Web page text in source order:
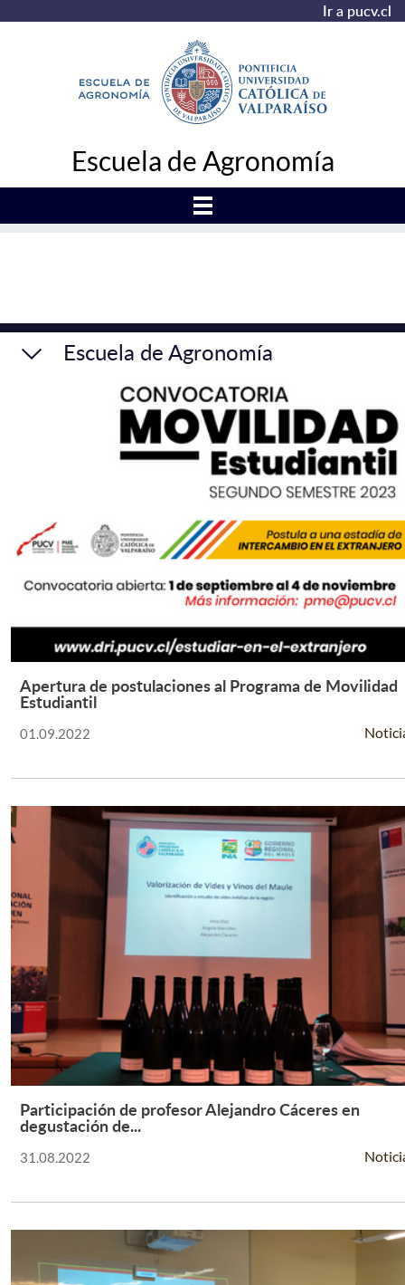
Ir a pucv.cl
Escuela de Agronomía
Escuela de Agronomía
Leer Más +
Apertura de postulaciones al Programa de Movilidad
Estudiantil
01.09.2022
Leer Más +
Participación de profesor Alejandro Cáceres en
degustación de...
31.08.2022